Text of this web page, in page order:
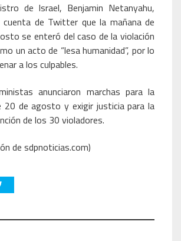
de Israel, Benjamin Netanyahu,
cuenta de Twitter que la mañana de
se enteró del caso de la violación
un acto de “lesa humanidad”, por lo
a los culpables.
anunciaron marchas para la
20 de agosto y exigir justicia para la
de los 30 violadores.
de sdpnoticias.com)